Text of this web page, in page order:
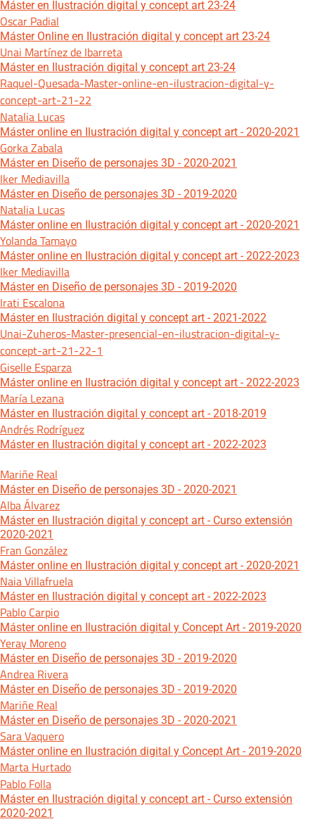
Máster en Ilustración digital y concept art 23-24
Oscar Padial
Máster Online en Ilustración digital y concept art 23-24
Unai Martínez de Ibarreta
Máster en Ilustración digital y concept art 23-24
Raquel-Quesada-Master-online-en-ilustracion-digital-y-
concept-art-21-22
Natalia Lucas
Máster online en Ilustración digital y concept art - 2020-2021
Gorka Zabala
Máster en Diseño de personajes 3D - 2020-2021
Iker Mediavilla
Máster en Diseño de personajes 3D - 2019-2020
Natalia Lucas
Máster online en Ilustración digital y concept art - 2020-2021
Yolanda Tamayo
Máster online en Ilustración digital y concept art - 2022-2023
Iker Mediavilla
Máster en Diseño de personajes 3D - 2019-2020
Irati Escalona
Máster en Ilustración digital y concept art - 2021-2022
Unai-Zuheros-Master-presencial-en-ilustracion-digital-y-
concept-art-21-22-1
Giselle Esparza
Máster online en Ilustración digital y concept art - 2022-2023
María Lezana
Máster en Ilustración digital y concept art - 2018-2019
Andrés Rodríguez
Máster en Ilustración digital y concept art - 2022-2023
Mariñe Real
Máster en Diseño de personajes 3D - 2020-2021
Alba Álvarez
Máster en Ilustración digital y concept art - Curso extensión
2020-2021
Fran González
Máster online en Ilustración digital y concept art - 2020-2021
Naia Villafruela
Máster en Ilustración digital y concept art - 2022-2023
Pablo Carpio
Máster online en Ilustración digital y Concept Art - 2019-2020
Yeray Moreno
Máster en Diseño de personajes 3D - 2019-2020
Andrea Rivera
Máster en Diseño de personajes 3D - 2019-2020
Mariñe Real
Máster en Diseño de personajes 3D - 2020-2021
Sara Vaquero
Máster online en Ilustración digital y Concept Art - 2019-2020
Marta Hurtado
Pablo Folla
Máster en Ilustración digital y concept art - Curso extensión
2020-2021